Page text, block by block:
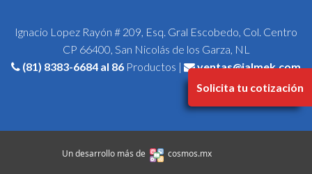
Solicita tu cotización
Ignacio Lopez Rayón # 209, Esq. Gral Escobedo, Col. Centro
CP 66400, San Nicolás de los Garza, NL
(81) 8383-6684 al 86 Productos | ventas@jalmek.com
Un desarrollo más de cosmos.mx